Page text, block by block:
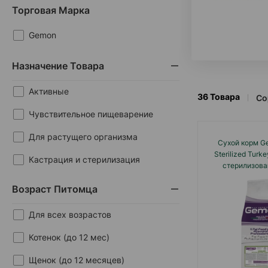
Торговая Марка
Gemon
Назначение Товара
Активные
Чувствительное пищеварение
Для растущего организма
Кастрация и стерилизация
Возраст Питомца
Для всех возрастов
Котенок (до 12 мес)
Щенок (до 12 месяцев)
36Товара
Сухой корм
Sterilized